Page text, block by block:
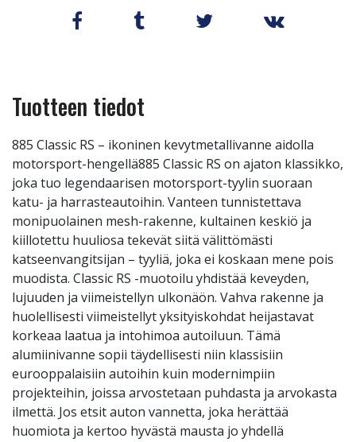
Tuotteen tiedot
885 Classic RS – ikoninen kevytmetallivanne aidolla
motorsport-hengellä885 Classic RS on ajaton klassikko,
joka tuo legendaarisen motorsport-tyylin suoraan
katu- ja harrasteautoihin. Vanteen tunnistettava
monipuolainen mesh-rakenne, kultainen keskiö ja
kiillotettu huuliosa tekevät siitä välittömästi
katseenvangitsijan – tyyliä, joka ei koskaan mene pois
muodista. Classic RS -muotoilu yhdistää keveyden,
lujuuden ja viimeistellyn ulkonäön. Vahva rakenne ja
huolellisesti viimeistellyt yksityiskohdat heijastavat
korkeaa laatua ja intohimoa autoiluun. Tämä
alumiinivanne sopii täydellisesti niin klassisiin
eurooppalaisiin autoihin kuin modernimpiin
projekteihin, joissa arvostetaan puhdasta ja arvokasta
ilmettä. Jos etsit auton vannetta, joka herättää
huomiota ja kertoo hyvästä mausta jo yhdellä